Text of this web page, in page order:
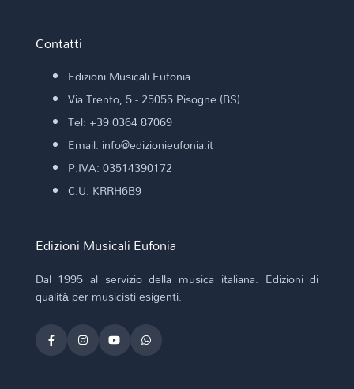
Contatti
Edizioni Musicali Eufonia
Via Trento, 5 - 25055 Pisogne (BS)
Tel: +39 0364 87069
Email: info@edizionieufonia.it
P.IVA: 03514390172
C.U. KRRH6B9
Edizioni Musicali Eufonia
Dal 1995 al servizio della musica italiana. Edizioni di
qualità per musicisti esigenti.